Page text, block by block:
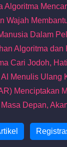
Algoritma
Wajah
Dalam
Algoritma
Cari Jodoh,
Menulis Ulang
Menciptakan
Depan,